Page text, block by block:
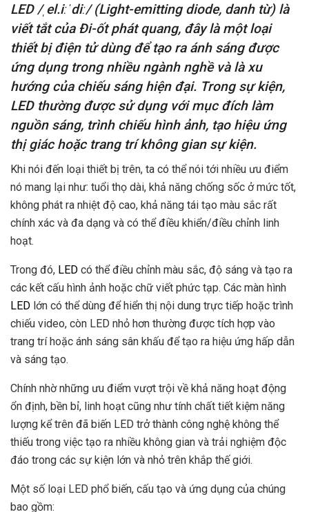
LED /ˌel.iːˈdiː/ (Light-emitting diode, danh từ) là
viết tắt của Đi-ốt phát quang, đây là một loại
thiết bị điện tử dùng để tạo ra ánh sáng được
ứng dụng trong nhiều ngành nghề và là xu
hướng của chiếu sáng hiện đại. Trong sự kiện,
LED thường được sử dụng với mục đích làm
nguồn sáng, trình chiếu hình ảnh, tạo hiệu ứng
thị giác hoặc trang trí không gian sự kiện.
Khi nói đến loại thiết bị trên, ta có thể nói tới nhiều ưu điểm
nó mang lại như: tuổi thọ dài, khả năng chống sốc ở mức tốt,
không phát ra nhiệt độ cao, khả năng tái tạo màu sắc rất
chính xác và đa dạng và có thể điều khiển/điều chỉnh linh
hoạt.
Trong đó, LED có thể điều chỉnh màu sắc, độ sáng và tạo ra
các kết cấu hình ảnh hoặc chữ viết phức tạp. Các màn hình
LED lớn có thể dùng để hiển thị nội dung trực tiếp hoặc trình
chiếu video, còn LED nhỏ hơn thường được tích hợp vào
trang trí hoặc ánh sáng sân khấu để tạo ra hiệu ứng hấp dẫn
và sáng tạo.
Chính nhờ những ưu điểm vượt trội về khả năng hoạt động
ổn định, bền bỉ, linh hoạt cũng như tính chất tiết kiệm năng
lượng kể trên đã biến LED trở thành công nghệ không thể
thiếu trong việc tạo ra nhiều không gian và trải nghiệm độc
đáo trong các sự kiện lớn và nhỏ trên khắp thế giới.
Một số loại LED phổ biến, cấu tạo và ứng dụng của chúng
bao gồm: